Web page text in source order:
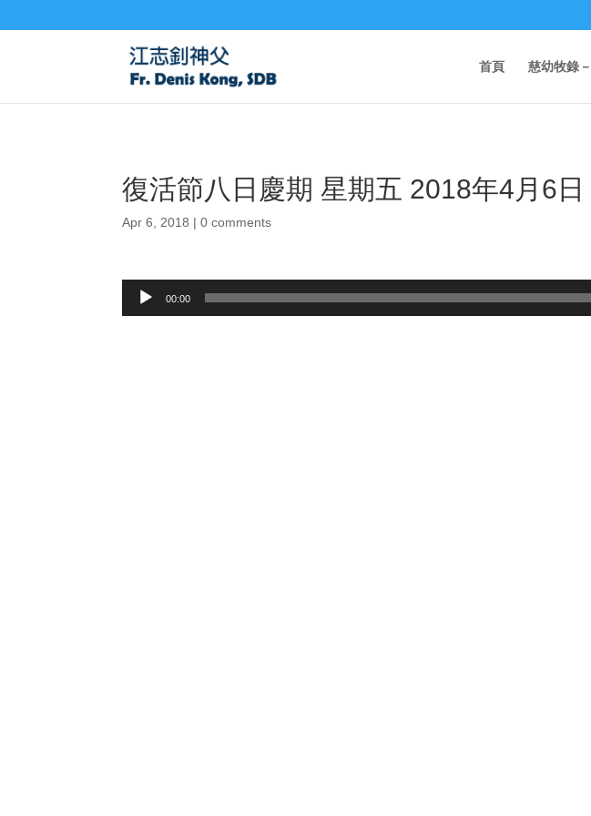
首頁 慈幼牧錄
復活節八日慶期 星期五 2018年4月6日
Apr 6, 2018 |0 comments
Audio
00:00